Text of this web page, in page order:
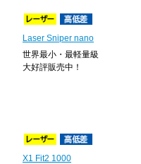
Laser Sniper nano
世界最小・最軽量級
大好評販売中！
X1 Fit2 1000